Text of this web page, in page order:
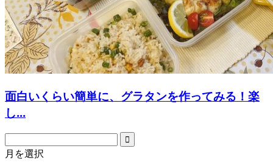
面白いくらい簡単に、グラタンを作ってみる！楽
し...
月を選択